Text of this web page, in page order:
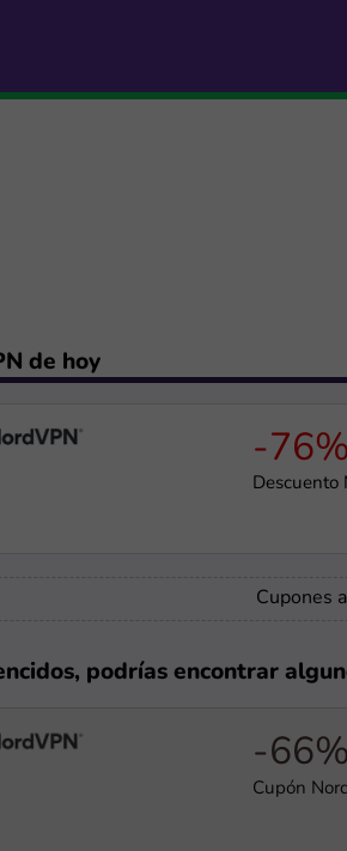
de hoy
-76%
Descuento
Cupones
podrías encontrar
-66%
Cupón